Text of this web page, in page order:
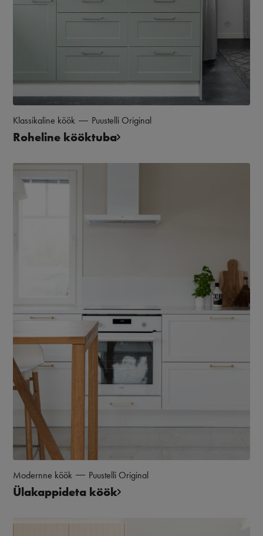
Klassikaline köök Puustelli Original
Roheline kööktuba
Modernne köök Puustelli Original
Ülakappideta köök